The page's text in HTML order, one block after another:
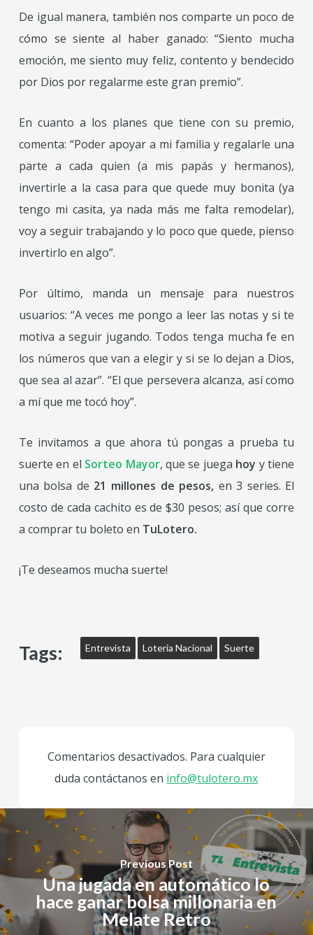
De igual manera, también nos comparte un poco de
cómo se siente al haber ganado: “Siento mucha
emoción, me siento muy feliz, contento y bendecido
por Dios por regalarme este gran premio”.
En cuanto a los planes que tiene con su premio,
comenta: “Poder apoyar a mifamilia y regalarle una
parte a cada quien (a mis papás y hermanos),
invertirle a la casa para que quede muy bonita (ya
tengo mi casita, ya nada más me falta remodelar),
voy a seguir trabajando y lo poco que quede, pienso
invertirlo en algo”.
Por último, manda un mensaje para nuestros
usuarios: “A veces me pongo a leer las notas y si te
motiva a seguir jugando. Todos tenga mucha fe en
los números quevan a elegir y si se lo dejan a Dios,
que sea al azar”. “El que persevera alcanza, así como
a mí que me tocó hoy”.
Te invitamos a que ahora tú pongas a prueba tu
suerte en el Sorteo Mayor, que se juega hoy y tiene
una bolsa de 21 millones de pesos, en 3 series. El
costo de cada cachito es de $30 pesos; así que corre
a comprar tu boleto en TuLotero.
¡Te deseamos mucha suerte!
Tags: Entrevista Loteria Nacional Suerte
Comentarios desactivados. Para cualquier
duda contáctanos en info@tulotero.mx
Previous Post
Una jugada en automático lo
hace ganar bolsa millonaria en
Melate Retro